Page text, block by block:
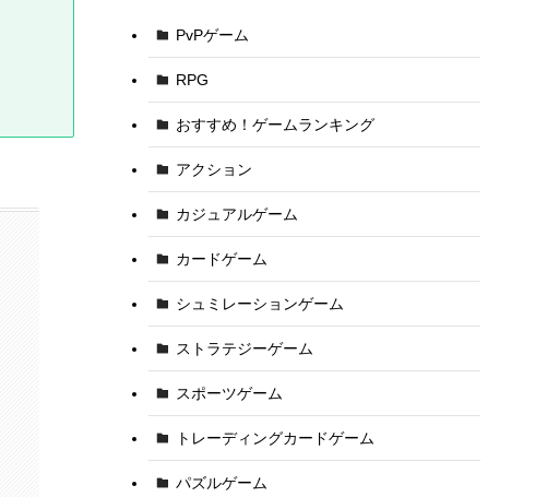
PvPゲーム
RPG
おすすめ！ゲームランキング
アクション
カジュアルゲーム
カードゲーム
シュミレーションゲーム
ストラテジーゲーム
スポーツゲーム
トレーディングカードゲーム
パズルゲーム